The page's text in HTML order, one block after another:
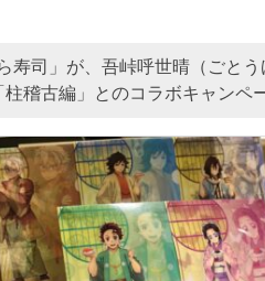
ら寿司」が、吾峠呼世晴（ごと
柱稽古編」とのコラボキャンペ